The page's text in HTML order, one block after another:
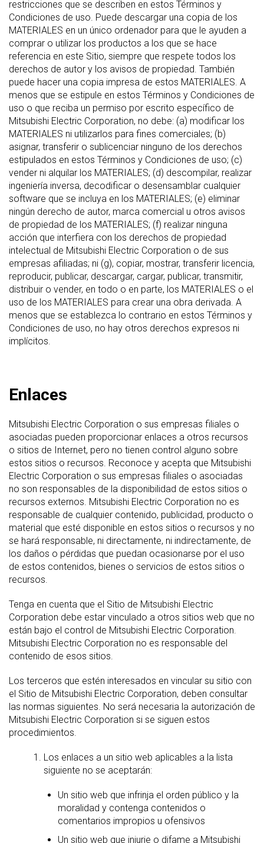
restricciones que se describen en estos Términos y
Condiciones de uso. Puede descargar una copia de los
MATERIALES en un único ordenador para que le ayuden a
comprar o utilizar los productos a los que se hace
referencia en este Sitio, siempre que respete todos los
derechos de autor y los avisos de propiedad. También
puede hacer una copia impresa de estos MATERIALES. A
menos que se estipule en estos Términos y Condiciones de
uso o que reciba un permiso por escrito específico de
Mitsubishi Electric Corporation, no debe: (a) modificar los
MATERIALES ni utilizarlos para fines comerciales; (b)
asignar, transferir o sublicenciar ninguno de los derechos
estipulados en estos Términos y Condiciones de uso; (c)
vender ni alquilar los MATERIALES; (d) descompilar, realizar
ingeniería inversa, decodificar o desensamblar cualquier
software que se incluya en los MATERIALES; (e) eliminar
ningún derecho de autor, marca comercial u otros avisos
de propiedad de los MATERIALES; (f) realizar ninguna
acción que interfiera con los derechos de propiedad
intelectual de Mitsubishi Electric Corporation o de sus
empresas afiliadas; ni (g), copiar, mostrar, transferir licencia,
reproducir, publicar, descargar, cargar, publicar, transmitir,
distribuir o vender, en todo o en parte, los MATERIALES o el
uso de los MATERIALES para crear una obra derivada. A
menos que se establezca lo contrario en estos Términos y
Condiciones de uso, no hay otros derechos expresos ni
implícitos.
Enlaces
Mitsubishi Electric Corporation o sus empresas filiales o
asociadas pueden proporcionar enlaces a otros recursos
o sitios de Internet, pero no tienen control alguno sobre
estos sitios o recursos. Reconoce y acepta que Mitsubishi
Electric Corporation o sus empresas filiales o asociadas
no son responsables de la disponibilidad de estos sitios o
recursos externos. Mitsubishi Electric Corporation no es
responsable de cualquier contenido, publicidad, producto o
material que esté disponible en estos sitios o recursos y no
se hará responsable, ni directamente, ni indirectamente, de
los daños o pérdidas que puedan ocasionarse por el uso
de estos contenidos, bienes o servicios de estos sitios o
recursos.
Tenga en cuenta que el Sitio de Mitsubishi Electric
Corporation debe estar vinculado a otros sitios web que no
están bajo el control de Mitsubishi Electric Corporation.
Mitsubishi Electric Corporation no es responsable del
contenido de esos sitios.
Los terceros que estén interesados en vincular su sitio con
el Sitio de Mitsubishi Electric Corporation, deben consultar
las normas siguientes. No será necesaria la autorización de
Mitsubishi Electric Corporation si se siguen estos
procedimientos.
Los enlaces a un sitio web aplicables a la lista
siguiente no se aceptarán:
Un sitio web que infrinja el orden público y la
moralidad y contenga contenidos o
comentarios impropios u ofensivos
Un sitio web que injurie o difame a Mitsubishi